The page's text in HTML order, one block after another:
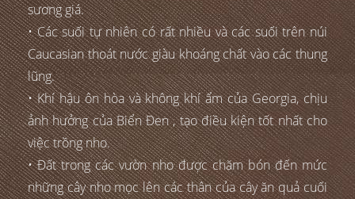
sương giá.
• Các suối tự nhiên có rất nhiều và các suối trên núi
Caucasian thoát nước giàu khoáng chất vào các thung
lũng.
• Khí hậu ôn hòa và không khí ẩm của Georgia, chịu
ảnh hưởng của Biển Đen , tạo điều kiện tốt nhất cho
việc trồng nho.
• Đất trong các vườn nho được chăm bón đến mức
những cây nho mọc lên các thân của cây ăn quả cuối